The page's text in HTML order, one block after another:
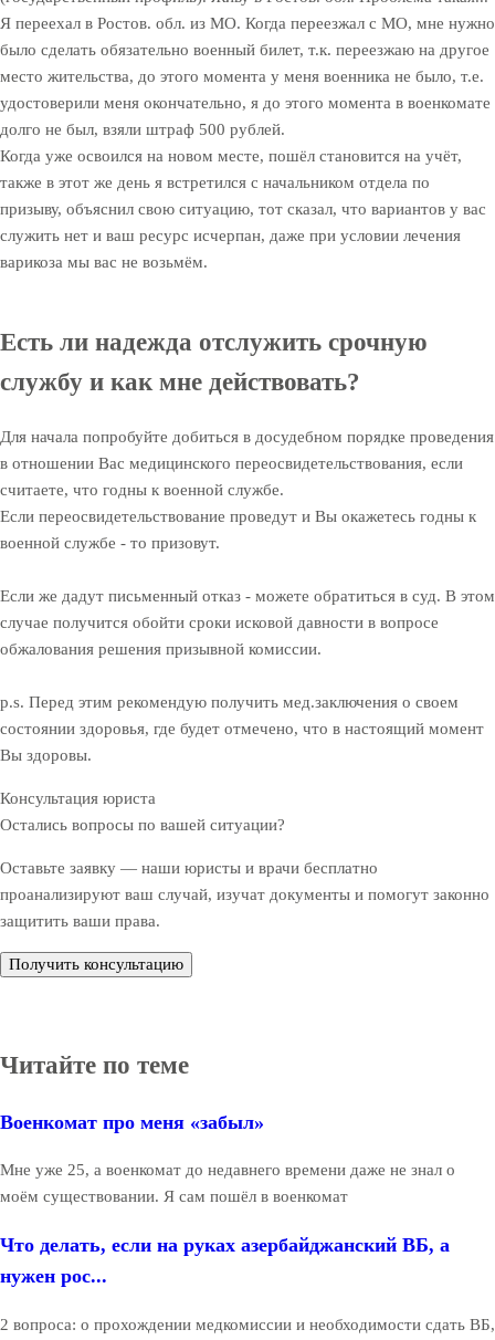
Я переехал в Ростов. обл. из МО. Когда переезжал с МО, мне нужно
было сделать обязательно военный билет, т.к. переезжаю на другое
место жительства, до этого момента у меня военника не было, т.е.
удостоверили меня окончательно, я до этого момента в военкомате
долго не был, взяли штраф 500 рублей.
Когда уже освоился на новом месте, пошёл становится на учёт,
также в этот же день я встретился с начальником отдела по
призыву, объяснил свою ситуацию, тот сказал, что вариантов у вас
служить нет и ваш ресурс исчерпан, даже при условии лечения
варикоза мы вас не возьмём.
Есть ли надежда отслужить срочную
службу и как мне действовать?
Для начала попробуйте добиться в досудебном порядке проведения
в отношении Вас медицинского переосвидетельствования, если
считаете, что годны к военной службе.
Если переосвидетельствование проведут и Вы окажетесь годны к
военной службе - то призовут.
Если же дадут письменный отказ - можете обратиться в суд. В этом
случае получится обойти сроки исковой давности в вопросе
обжалования решения призывной комиссии.
p.s. Перед этим рекомендую получить мед.заключения о своем
состоянии здоровья, где будет отмечено, что в настоящий момент
Вы здоровы.
Консультация юриста
Остались вопросы по вашей ситуации?
Оставьте заявку — наши юристы и врачи бесплатно
проанализируют ваш случай, изучат документы и помогут законно
защитить ваши права.
Получить консультацию
Читайте по теме
Военкомат про меня «забыл»
Мне уже 25, а военкомат до недавнего времени даже не знал о
моём существовании. Я сам пошёл в военкомат
Что делать, если на руках азербайджанский ВБ, а
нужен рос...
2 вопроса: о прохождении медкомиссии и необходимости сдать ВБ,